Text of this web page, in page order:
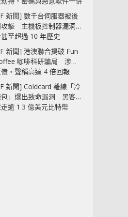
招
新聞] 數千台伺服器被後
攻擊 主機板控制器漏洞部
至超過 10 年歷史
新聞] 港澳聯合搗破 Fun
咖啡科研騙局 涉款
‧聲稱高達 4 倍回報
新聞] Coldcard 離線「冷
」爆出致命漏洞 黑客已
逾 1.3 億美元比特幣